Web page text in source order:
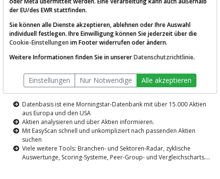
AKTIEN-TERMINAL
Die Aktienanalyse-Plattform von
TraderFox
Datenbasis ist eine Morningstar-Datenbank mit über 15.000 Aktien
aus Europa und den USA
Aktien analysieren und über Aktien informieren.
Mit EasyScan schnell und unkompliziert nach passenden Aktien
suchen
Viele weitere Tools: Branchen- und Sektoren-Radar, zyklische
Auswertunge, Scoring-Systeme, Peer-Group- und Vergleichscharts....
der EU/des EWR stattfinden.
Sie können alle Dienste akzeptieren, ablehnen oder Ihre Auswahl
individuell festlegen. Ihre Einwilligung können Sie jederzeit über die
Cookie-Einstellungen im Footer widerrufen oder ändern.
Weitere Informationen finden Sie in unsererDatenschutzrichtlinie.
Einstellungen Nur Notwendige Alle akzeptieren